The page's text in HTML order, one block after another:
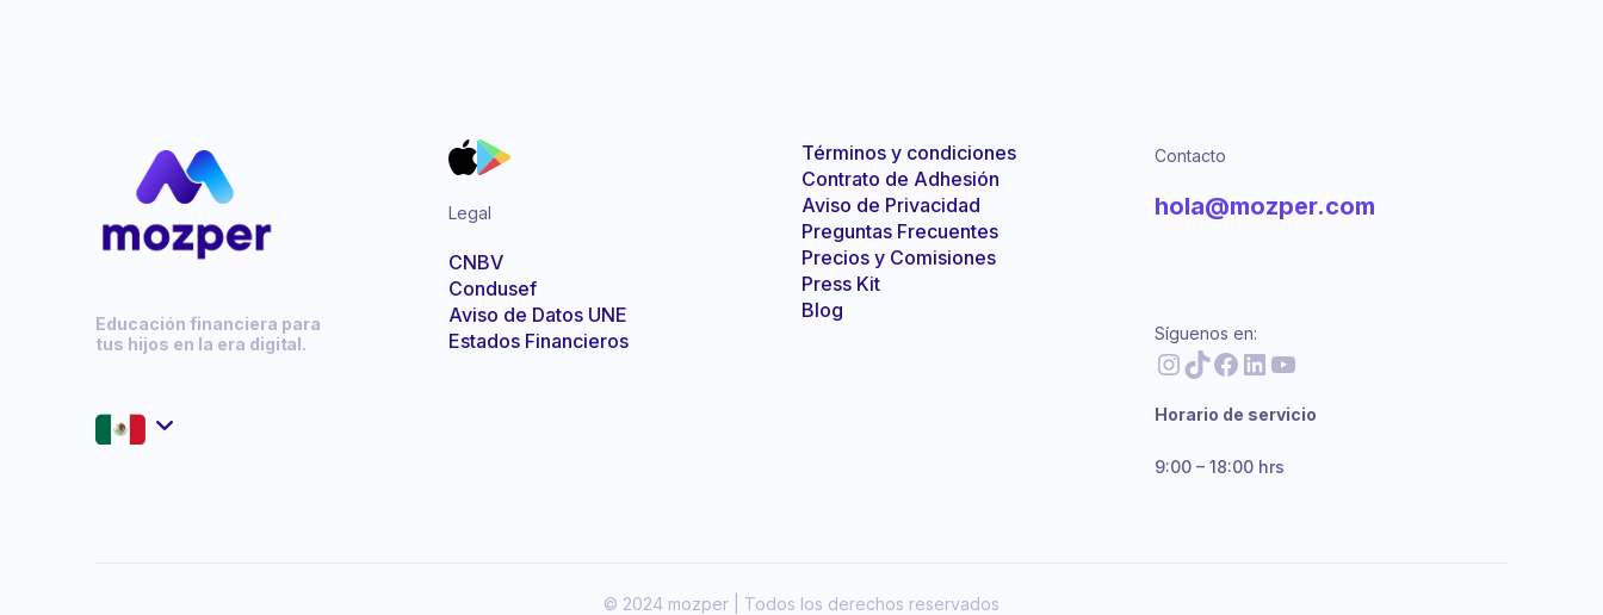
Educación financiera para
tus hijos en la era digital.
Legal
CNBV
Condusef
Aviso de Datos UNE
Estados Financieros
Términos y condiciones
Contrato de Adhesión
Aviso de Privacidad
Preguntas Frecuentes
Precios y Comisiones
Press Kit
Blog
Contacto
hola@mozper.com
Síguenos en:
InstagramTikTok Facebook LinkedIn YouTube
Horario de servicio
9:00 – 18:00 hrs
© 2024 mozper | Todos los derechos reservados